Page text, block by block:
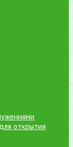
открытия